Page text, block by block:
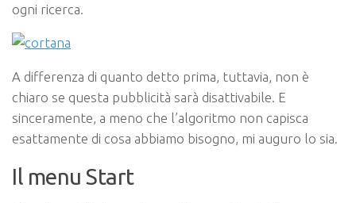
ogni ricerca.
A differenza di quanto detto prima, tuttavia, non è
chiaro se questa pubblicità sarà disattivabile. E
sinceramente, a meno che l’algoritmo non capisca
esattamente di cosa abbiamo bisogno, mi auguro lo sia.
Il menu Start